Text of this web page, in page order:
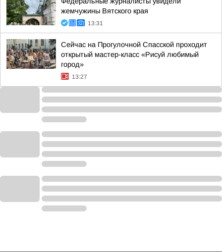
жемчужины Вятского края
13:31
Сейчас на Прогулочной Спасской проходит
открытый мастер-класс «Рисуй любимый
город»
13:27